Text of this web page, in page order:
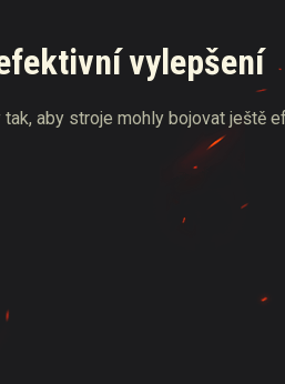
vylepšení
aby stroje mohly bojovat ještě